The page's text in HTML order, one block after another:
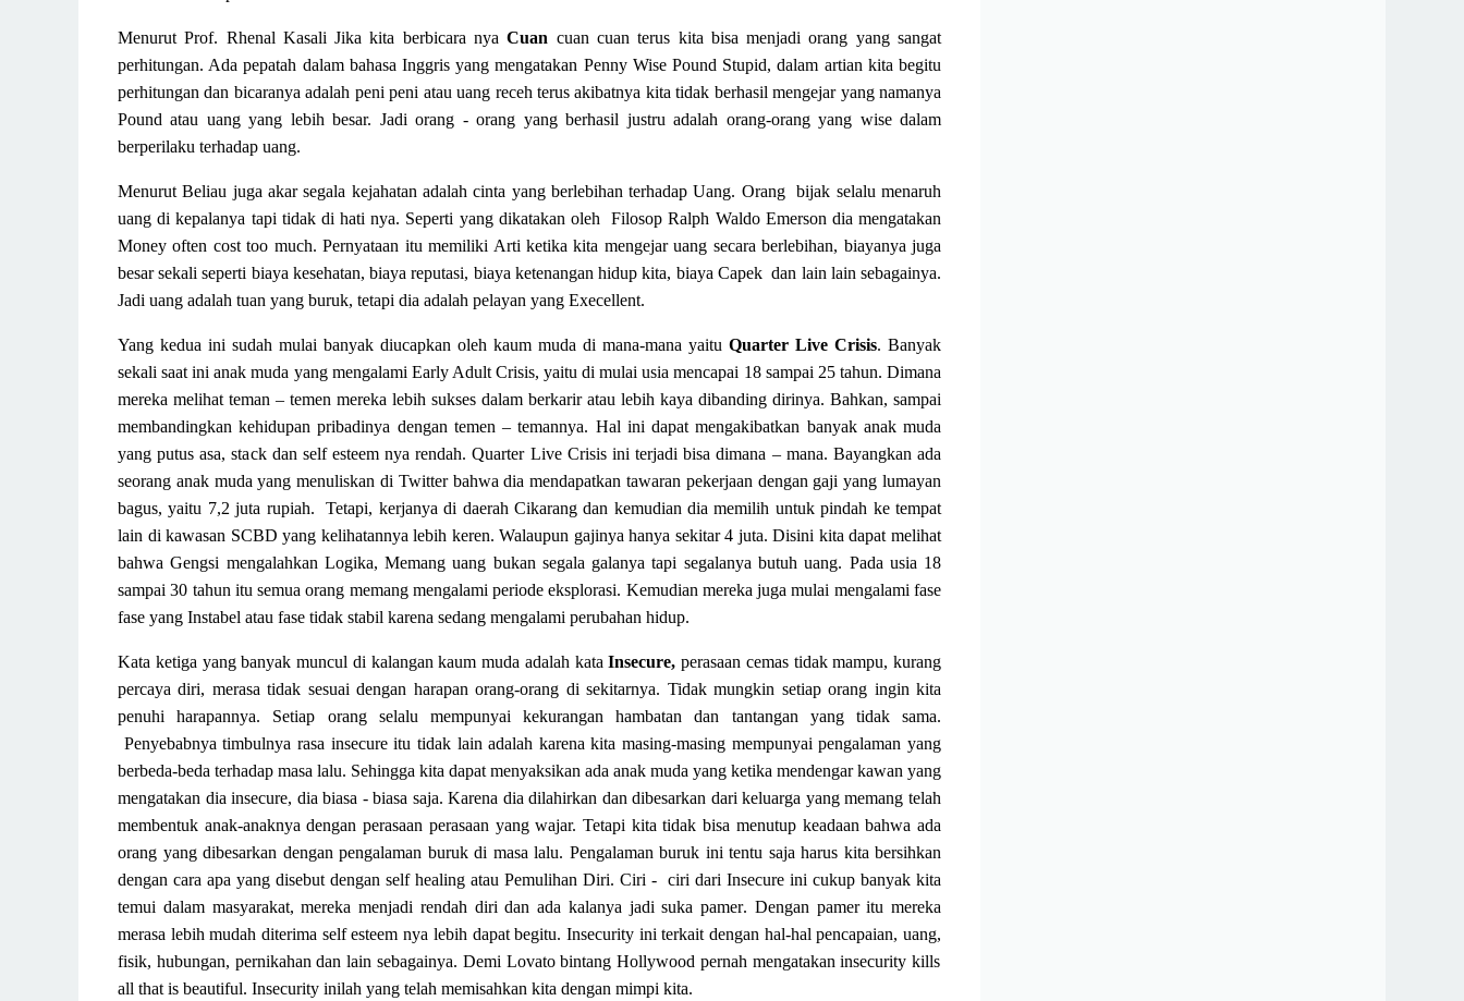
Menurut Prof. Rhenal Kasali Jika kita berbicara nyaCuan cuan cuan terus kita bisa menjadi orang yang sangat
perhitungan. Ada pepatah dalam bahasa Inggris yang mengatakan Penny Wise Pound Stupid, dalam artian kita begitu
perhitungan dan bicaranya adalah peni peni atau uang receh terus akibatnya kita tidak berhasil mengejar yang namanya
Pound atau uang yang lebih besar. Jadi orang - orang yang berhasil justru adalah orang-orang yang wise dalam
berperilaku terhadap uang.
Menurut Beliau juga akar segala kejahatan adalah cinta yang berlebihan terhadap Uang. Orang
bijak selalu menaruh
uang di kepalanya tapi tidak di hati nya. Seperti yang dikatakan oleh
Filosop Ralph Waldo Emerson dia mengatakan
Money often costtoo much.Pernyataan itu memiliki Arti ketikakita mengejar uang secara berlebihan, biayanya juga
besar sekaliseperti biaya kesehatan, biaya reputasi, biaya ketenangan hidupkita, biaya Capek dan lain lain sebagainya.
Jadi uang adalah tuan yang buruk, tetapi dia adalah pelayan yang Execellent.
Yang kedua ini sudah mulai banyak diucapkan oleh kaum muda di mana-mana yaitu Quarter Live Crisis. Banyak
sekalisaat inianak muda yang mengalami Early Adult Crisis, yaitu di mulai usia mencapai 18 sampai 25 tahun.Dimana
mereka melihat teman – temen mereka lebih sukses dalam berkarir atau lebih kaya dibanding dirinya. Bahkan, sampai
membandingkan kehidupan pribadinya dengan temen – temannya. Hal ini dapat mengakibatkan banyak anak muda
yang putus asa, stackdan self esteem nya rendah.Quarter Live Crisis ini terjadi bisa dimana – mana. Bayangkan ada
seorang anak muda yang menuliskan di Twitter bahwa dia mendapatkan tawaran pekerjaan dengan gaji yang lumayan
bagus, yaitu 7,2 juta rupiah. Tetapi, kerjanya di daerah Cikarang dan kemudian dia memilih untuk pindah ke tempat
lain di kawasan SCBD yang kelihatannya lebih keren. Walaupun gajinya hanya sekitar 4 juta.Disini kita dapat melihat
bahwa Gengsi mengalahkan Logika,Memanguang bukan segala galanya tapi segalanya butuh uang. Pada usia 18
sampai 30 tahun itu semua orang memangmengalami periode eksplorasi. Kemudian mereka juga mulai mengalami fase
fase yang Instabel atau fase tidak stabil karena sedang mengalami perubahan hidup.
Kata ketiga yang banyak muncul di kalangan kaum muda adalah kataInsecure, perasaan cemas tidak mampu, kurang
percaya diri, merasa tidak sesuai dengan harapan orang-orang di sekitarnya. Tidak mungkin setiap orang inginkita
penuhi harapannya.
Setiap orang selalu mempunyai kekurangan hambatan dan tantangan yang tidaksama.
Penyebabnya timbulnya rasa insecure itu tidak lain adalah karena kita masing-masing mempunyai pengalaman yang
berbeda-beda terhadap masa lalu. Sehingga kita dapat menyaksikan ada anak muda yang ketika mendengar kawan yang
mengatakan dia insecure, dia biasa - biasa saja. Karena dia dilahirkan dan dibesarkan dari keluarga yang memang telah
membentuk anak-anaknya dengan perasaan perasaan yang wajar. Tetapi kita tidak bisa menutup keadaan bahwa ada
orang yang dibesarkan dengan pengalaman buruk di masa lalu. Pengalaman buruk ini tentu saja harus kita bersihkan
dengan cara apa yang disebut dengan self healing atau Pemulihan Diri. Ciri - ciri dari Insecure ini cukup banyak kita
temui dalam masyarakat, mereka menjadi rendah diri dan ada kalanya jadi suka pamer. Dengan pamer itu mereka
merasa lebih mudah diterima self esteem nya lebih dapat begitu. Insecurity ini terkait dengan hal-hal pencapaian, uang,
fisik, hubungan, pernikahan dan lain sebagainya. Demi Lovato bintang Hollywood pernah mengatakan insecurity kills
all that is beautiful. Insecurity inilah yang telah memisahkan kita dengan mimpi kita.